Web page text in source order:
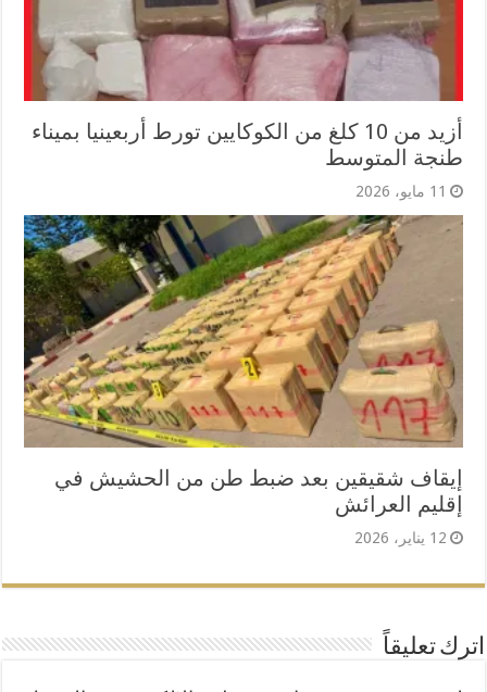
أزيد من 10 كلغ من الكوكايين تورط أربعينيا بميناء
طنجة المتوسط
11 مايو، 2026
إيقاف شقيقين بعد ضبط طن من الحشيش في
إقليم العرائش
12 يناير، 2026
اترك تعليقاً